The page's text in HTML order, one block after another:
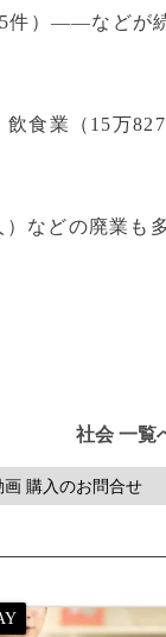
件）――などが
食業（15万
などの廃業も
社会 一覧
画 購入のお問合せ